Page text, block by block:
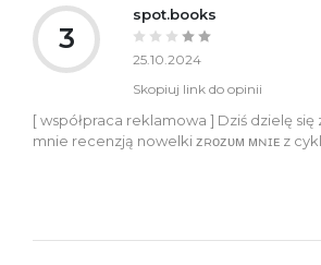
3
spot.books
25.10.2024
Skopiuj link do opinii
[ współpraca reklamowa ] Dziś dzielę się
mnie recenzją nowelki ᴢʀᴏᴢᴜᴍ ᴍɴɪᴇ z